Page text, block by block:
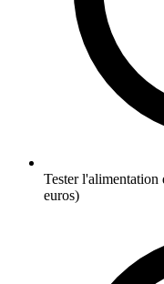
Tester
euros)